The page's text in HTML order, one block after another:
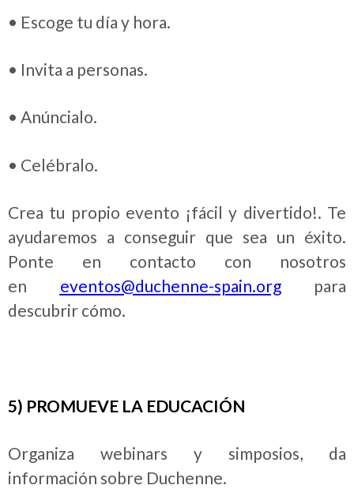
• Escoge tu día y hora.
• Invita a personas.
• Anúncialo.
• Celébralo.
Crea tu propio evento ¡fácil y divertido!. Te
ayudaremos a conseguir que sea un éxito.
Ponte en contacto con nosotros
en eventos@duchenne-spain.org
para
descubrir cómo.
5) PROMUEVE LA EDUCACIÓN
Organiza webinars y simposios, da
información sobre Duchenne.